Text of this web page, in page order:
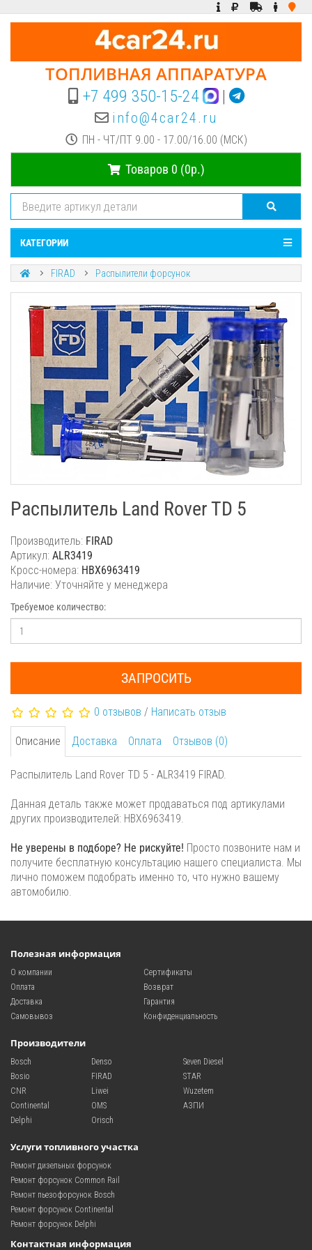
ТОПЛИВНАЯ АППАРАТУРА
+7 499 350-15-24 |
info@4car24.ru
ПН - ЧТ/ПТ 9.00 - 17.00/16.00 (МСК)
Товаров 0 (0р.)
КАТЕГОРИИ
FIRAD Распылители форсунок
Распылитель Land Rover TD 5
Производитель: FIRAD
Артикул: ALR3419
Кросс-номера: HBX6963419
Наличие: Уточняйте у менеджера
Требуемое количество:
ЗАПРОСИТЬ
0 отзывов / Написать отзыв
Описание Доставка Оплата Отзывов (0)
Распылитель Land Rover TD 5 - ALR3419 FIRAD.
Данная деталь также может продаваться под артикулами
других производителей: HBX6963419.
Не уверены в подборе? Не рискуйте! Просто позвоните нам и
получите бесплатную консультацию нашего специалиста. Мы
лично поможем подобрать именно то, что нужно вашему
автомобилю.
Полезная информация
О компании
Оплата
Доставка
Самовывоз
Сертификаты
Возврат
Гарантия
Конфиденциальность
Производители
Bosch
Bosio
CNR
Continental
Delphi
Denso
FIRAD
Liwei
OMS
Orisch
Seven Diesel
STAR
Wuzetem
АЗПИ
Услуги топливного участка
Ремонт дизельных форсунок
Ремонт форсунок Common Rail
Ремонт пьезофорсунок Bosch
Ремонт форсунок Continental
Ремонт форсунок Delphi
Контактная информация